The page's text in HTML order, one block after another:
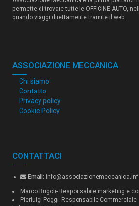
permette di trovare tutte le OFFICINE AUTO,
quando viaggi direttamente tramite il web.
ASSOCIAZIONE MECCANICA
Chi siamo
Contatto
Privacy policy
Cookie Policy
CONTATTACI
Email:
Marco Brigoli- Responsabile marketing e
Pierluigi Poggi- Responsabile Commerciale